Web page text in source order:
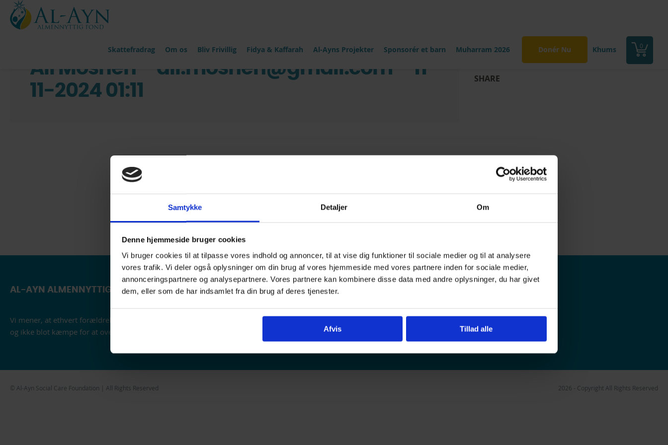
Samtykke Detaljer Om
Denne hjemmeside bruger cookies
Vi bruger cookies til at tilpasse vores indhold og annoncer, til at vise dig funktioner til sociale medier og til at analysere
vores trafik. Vi deler også oplysninger om din brug af vores hjemmeside med vores partnere inden for sociale medier,
annonceringspartnere og analysepartnere. Vores partnere kan kombinere disse data med andre oplysninger, du har givet
dem, eller som de har indsamlet fra din brug af deres tjenester.
Afvis Tillad alle
0
Skattefradrag Om os Bliv Frivillig Fidya & Kaffarah Al-Ayns Projekter Sponsorér et barn Muharram 2026 Donér Nu Khums
Ali Moshen – ali.moshen@gmail.com – 11-
11-2024 01:11
SHARE
AL-AYN ALMENNYTTIG FOND
Vi mener, at ethvert forældreløst barn, der lever i fattigdom, skal have mulighed for at trives
og ikke blot kæmpe for at overleve deres udfordrende omstændigheder.
FOLLOW US
2026 - Copyright All Rights Reserved
© Al-Ayn Social Care Foundation | All Rights Reserved 2026 - Copyright All Rights Reserved